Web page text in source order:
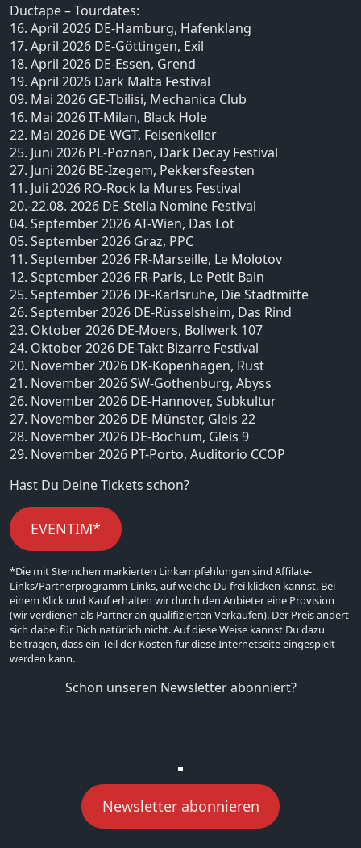
Ductape – Tourdates:
16. April 2026 DE-Hamburg, Hafenklang
17. April 2026 DE-Göttingen, Exil
18. April 2026 DE-Essen, Grend
19. April 2026 Dark Malta Festival
09. Mai 2026 GE-Tbilisi, Mechanica Club
16. Mai 2026 IT-Milan, Black Hole
22. Mai 2026 DE-WGT, Felsenkeller
25. Juni 2026 PL-Poznan, Dark Decay Festival
27. Juni 2026 BE-Izegem, Pekkersfeesten
11. Juli 2026 RO-Rock la Mures Festival
20.-22.08. 2026 DE-Stella Nomine Festival
04. September 2026 AT-Wien, Das Lot
05. September 2026 Graz, PPC
11. September 2026 FR-Marseille, Le Molotov
12. September 2026 FR-Paris, Le Petit Bain
25. September 2026 DE-Karlsruhe, Die Stadtmitte
26. September 2026 DE-Rüsselsheim, Das Rind
23. Oktober 2026 DE-Moers, Bollwerk 107
24. Oktober 2026 DE-Takt Bizarre Festival
20. November 2026 DK-Kopenhagen, Rust
21. November 2026 SW-Gothenburg, Abyss
26. November 2026 DE-Hannover, Subkultur
27. November 2026 DE-Münster, Gleis 22
28. November 2026 DE-Bochum, Gleis 9
29. November 2026 PT-Porto, Auditorio CCOP
Hast Du Deine Tickets schon?
EVENTIM*
*Die mit Sternchen markierten Linkempfehlungen sind Affilate-
Links/Partnerprogramm-Links, auf welche Du frei klicken kannst. Bei
einem Klick und Kauf erhalten wir durch den Anbieter eine Provision
(wir verdienen als Partner an qualifizierten Verkäufen). Der Preis ändert
sich dabei für Dich natürlich nicht. Auf diese Weise kannst Du dazu
beitragen, dass ein Teil der Kosten für diese Internetseite eingespielt
werden kann.
Schon unseren Newsletter abonniert?
Newsletter abonnieren